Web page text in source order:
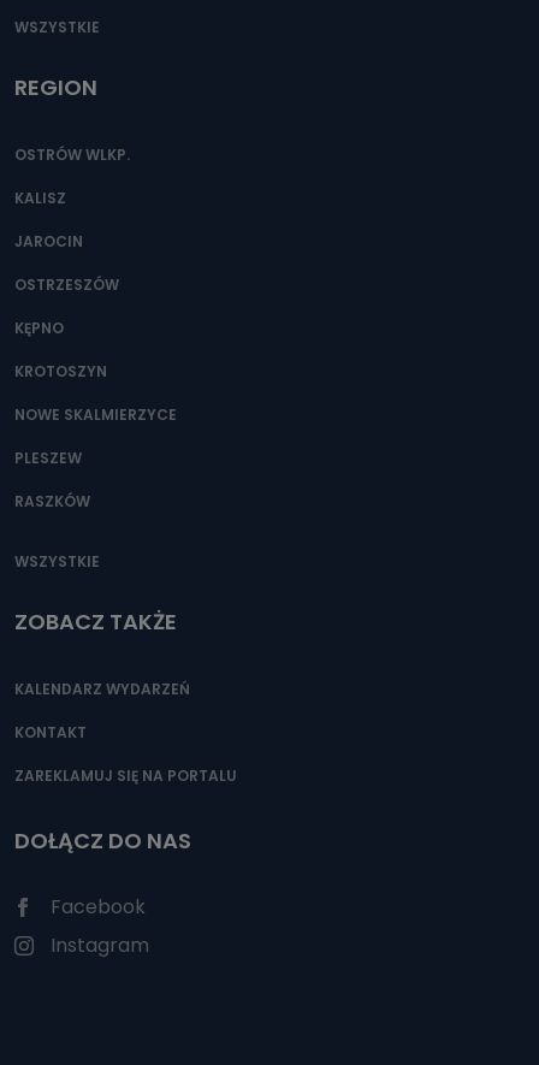
WSZYSTKIE
REGION
OSTRÓW WLKP.
KALISZ
JAROCIN
OSTRZESZÓW
KĘPNO
KROTOSZYN
NOWE SKALMIERZYCE
PLESZEW
RASZKÓW
WSZYSTKIE
ZOBACZ TAKŻE
KALENDARZ WYDARZEŃ
KONTAKT
ZAREKLAMUJ SIĘ NA PORTALU
DOŁĄCZ DO NAS
Facebook
Instagram